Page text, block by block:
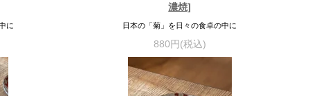
に
濃焼]
日本の「菊」を日々の食卓の中に
880円(税込)